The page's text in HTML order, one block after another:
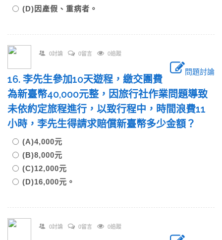
(D)因產假、重病者。
0討論 0留言 0追蹤
問題討論
16. 李先生參加10天遊程，繳交團費
為新臺幣40,000元整，因旅行社作業問題導致
未依約定旅程進行，以致行程中，時間浪費11
小時，李先生得請求賠償新臺幣多少金額？
(A)4,000元
(B)8,000元
(C)12,000元
(D)16,000元。
0討論 0留言 0追蹤